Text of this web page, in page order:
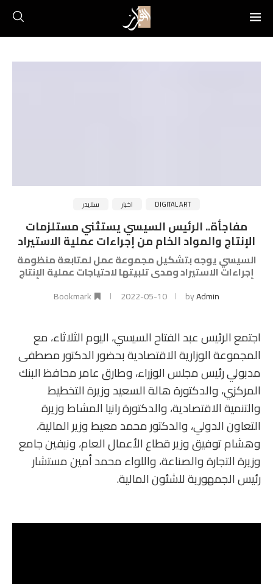
DIGITAL ART اخبار سلايدر
مفاجأة.. الرئيس السيسي يستثني مستلزمات
الإنتاج والمواد الخام من إجراءات عملية الاستيراد
السيسي يوجه بتشكيل مجموعة عمل لمتابعة منظومة
إجراءات الاستيراد ومدى تلبيتها لاحتياجات عملية الإنتاج
byAdmin
2022-05-10
Bookmark
اجتمع الرئيس عبد الفتاح السيسي، اليوم الثلاثاء، مع
المجموعة الوزارية الاقتصادية بحضور الدكتور مصطفى
مدبولي رئيس مجلس الوزراء، وطارق عامر محافظ البنك
المركزي، والدكتورة هالة السعيد وزيرة التخطيط
والتنمية الاقتصادية، والدكتورة رانيا المشاط وزيرة
التعاون الدولي، والدكتور محمد معيط وزير المالية،
وهشام توفيق وزير قطاع الأعمال العام، ونيفين جامع
وزيرة التجارة والصناعة، واللواء محمد أمين مستشار
رئيس الجمهورية للشئون المالية.